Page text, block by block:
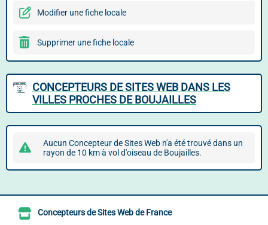
Modifier une fiche locale
Supprimer une fiche locale
CONCEPTEURS DE SITES WEB DANS LES
VILLES PROCHES DE BOUJAILLES
Aucun Concepteur de Sites Web n'a été trouvé dans un
rayon de 10 km à vol d'oiseau de Boujailles.
Concepteurs de Sites Web de France